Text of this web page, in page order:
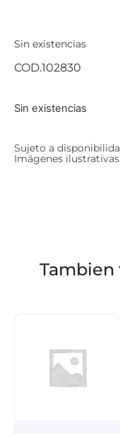
Sin existencias
COD.102830
Sin existencias
Sujeto a
Imágenes ilustrativas.